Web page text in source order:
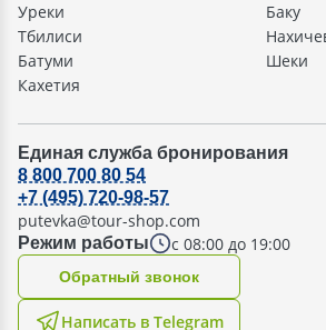
Уреки
Тбилиси
Батуми
Кахетия
Баку
Шеки
Единая служба бронирования
Режим работы с 08:00 до 19:00
8 800 700 80 54
+7 (495) 720-98-57
putevka@tour-shop.com
Написать в Telegram
Oбратный звонок